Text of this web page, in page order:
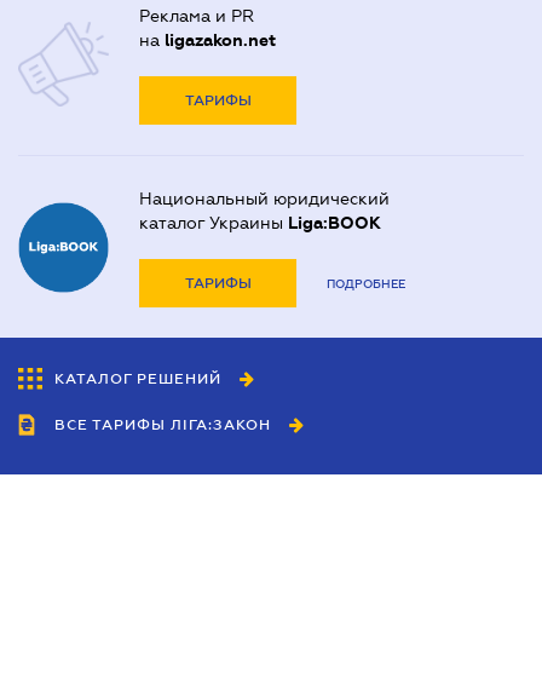
Реклама и PR
на ligazakon.net
ТАРИФЫ
Национальный юридический
каталог Украины Liga:BOOK
ТАРИФЫ ПОДРОБНЕЕ
КАТАЛОГ РЕШЕНИЙ
ВСЕ ТАРИФЫ ЛІГА:ЗАКОН